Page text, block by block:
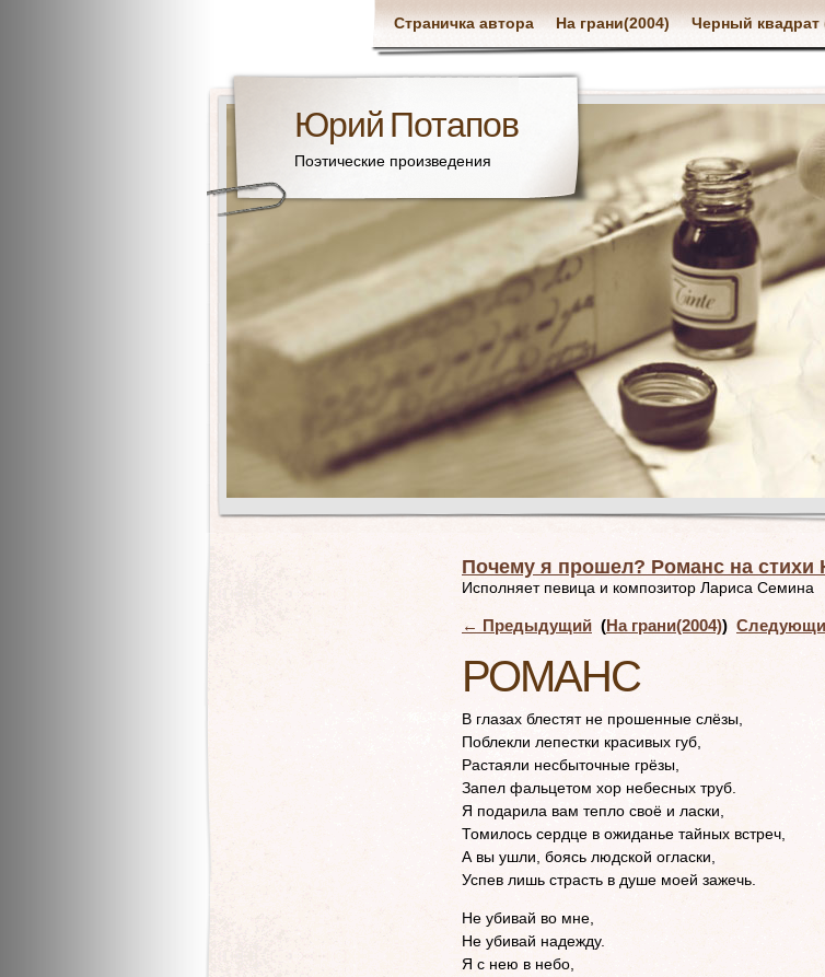
Страничка автора На грани(2004) Черный квадрат
Юрий Потапов
Поэтические произведения
Почему я прошел? Романс на
Исполняет певица и композитор Лариса Семина
← Предыдущий (На грани(2004))
РОМАНС
В глазах блестят не прошенные слёзы,
Поблекли лепестки красивых губ,
Растаяли несбыточные грёзы,
Запел фальцетом хор небесных труб.
Я подарила вам тепло своё и ласки,
Томилось сердце в ожиданье тайных встреч,
А вы ушли, боясь людской огласки,
Успев лишь страсть в душе моей зажечь.
Не убивай во мне,
Не убивай надежду.
Я с нею в небо,